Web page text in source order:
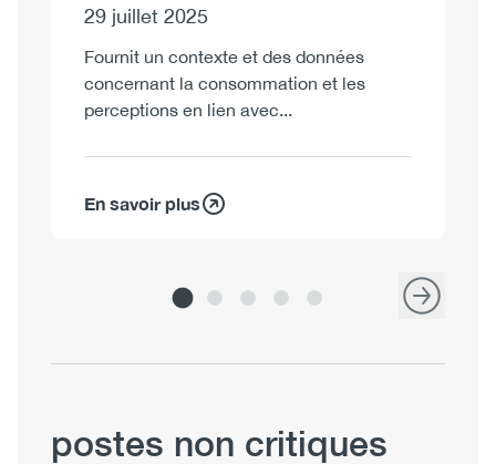
29 juillet 2025
Fournit un contexte et des données
concernant la consommation et les
perceptions en lien avec...
En savoir plus
postes non critiques